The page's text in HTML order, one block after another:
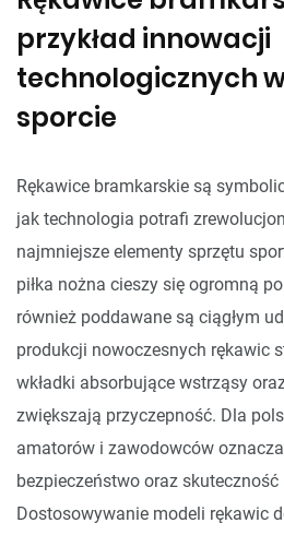
przykład innowacji
technologicznych
sporcie
Rękawice bramkarskie są
jak technologia potrafi
najmniejsze elementy sprzętu
piłka nożna cieszy się ogromną
również poddawane są ciągłym
produkcji nowoczesnych rękawic
wkładki absorbujące wstrząsy
zwiększają przyczepność. Dla
amatorów i zawodowców
bezpieczeństwo oraz skuteczność
Dostosowywanie modeli rękawic